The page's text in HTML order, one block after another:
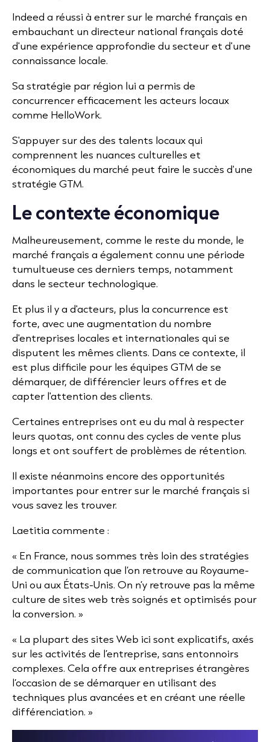
Indeed a réussi à entrer sur le marché français en
embauchant un directeur national français doté
d'une expérience approfondie du secteur et d'une
connaissance locale.
Sa stratégie par région lui a permis de
concurrencer efficacement les acteurs locaux
comme HelloWork.
S'appuyer sur des des talents locaux qui
comprennent les nuances culturelles et
économiques du marché peut faire le succès d'une
stratégie GTM.
Le contexte économique
Malheureusement, comme le reste du monde, le
marché français a également connu une période
tumultueuse ces derniers temps, notamment
dans le secteur technologique.
Et plus il y a d'acteurs, plus la concurrence est
forte, avec une augmentation du nombre
d'entreprises locales et internationales qui se
disputent les mêmes clients. Dans ce contexte, il
est plus difficile pour les équipes GTM de se
démarquer, de différencier leurs offres et de
capter l'attention des clients.
Certaines entreprises ont eu du mal à respecter
leurs quotas, ont connu des cycles de vente plus
longs et ont souffert de problèmes de rétention.
Il existe néanmoins encore des opportunités
importantes pour entrer sur le marché français si
vous savez les trouver.
Laetitia commente :
« En France, nous sommes très loin des stratégies
de communication que l’on retrouve au Royaume-
Uni ou aux États-Unis. On n’y retrouve pas la même
culture de sites web très soignés et optimisés pour
la conversion. »
« La plupart des sites Web ici sont explicatifs, axés
sur les activités de l’entreprise, sans entonnoirs
complexes. Cela offre aux entreprises étrangères
l’occasion de se démarquer en utilisant des
techniques plus avancées et en créant une réelle
différenciation. »